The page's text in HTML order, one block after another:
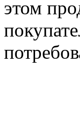
этом